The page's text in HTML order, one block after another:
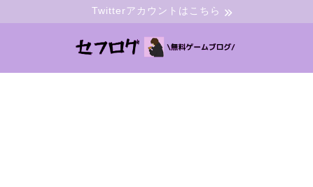
Twitterアカウントはこちら